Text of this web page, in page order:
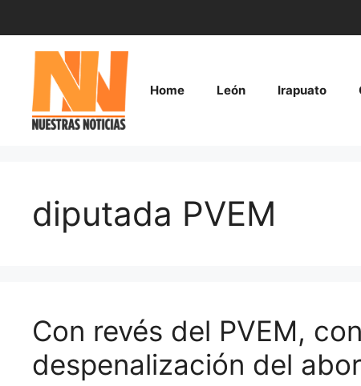
contenido
Home León Irapuato
diputada PVEM
Con revés del PVEM,
despenalización del